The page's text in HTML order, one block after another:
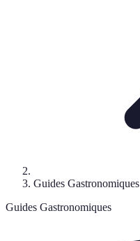
Guides Gastronomiques
Guides Gastronomiques